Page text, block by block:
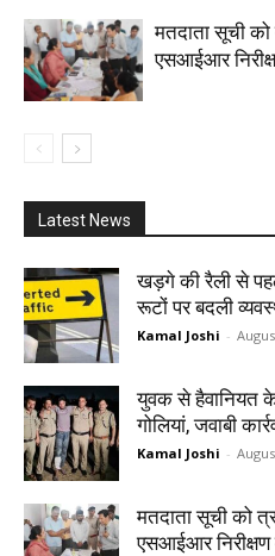
मतदाता सूची को
एसआईआर
Latest News
खड़गे की रैली से
रूटों पर बदली
Kamal Joshi -
युवक से हैवानियत
गोलियां, जवाबी
Kamal Joshi -
मतदाता सूची को
एसआईआर